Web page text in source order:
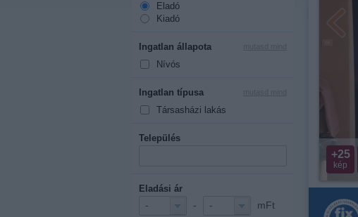
Eladó
Kiadó
Ingatlan állapota
Nívós
Ingatlan típusa
Társasházi lakás
Település
Eladási ár
- - - mFt
+25
kép